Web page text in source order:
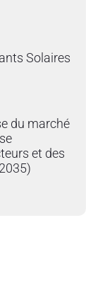
Solaires
du marché
et des